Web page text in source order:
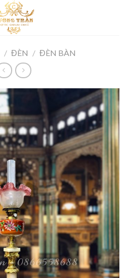
/ ĐÈN / ĐÈN BÀN